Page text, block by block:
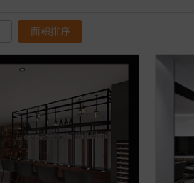
面积排序